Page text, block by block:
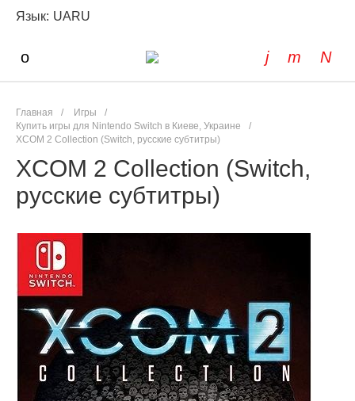
Язык: UARU
Главная / Игры
/
Купить игры для Nintendo Switch в Киеве, Украине
/
XCOM 2 Collection (Switch, русские субтитры)
XCOM 2 Collection (Switch,
русские субтитры)